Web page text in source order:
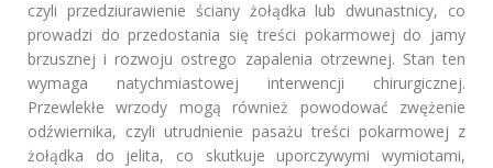
czyli przedziurawienie ściany żołądka lub dwunastnicy, co
prowadzi do przedostania się treści pokarmowej do jamy
brzusznej i rozwoju ostrego zapalenia otrzewnej. Stan ten
wymaga natychmiastowej interwencji chirurgicznej.
Przewlekłe wrzody mogą również powodować zwężenie
odźwiernika, czyli utrudnienie pasażu treści pokarmowej z
żołądka do jelita, co skutkuje uporczywymi wymiotami,